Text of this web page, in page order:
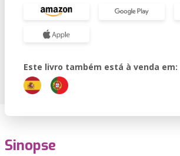
Este livro também está à venda em:
Sinopse